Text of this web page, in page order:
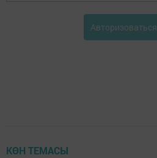
Авторизоваться
КӨН ТЕМАСЫ